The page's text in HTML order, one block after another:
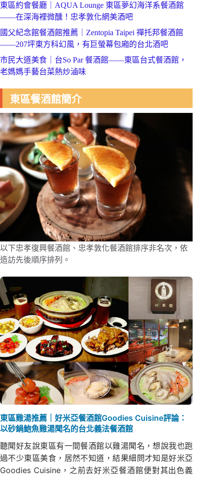
東區約會餐廳｜AQUA Lounge 東區夢幻海洋系餐酒館
——在深海裡微醺！忠孝敦化網美酒吧
國父紀念館餐酒館推薦｜Zentopia Taipei 禪托邦餐酒館
——207坪東方科幻風，有巨螢幕包廂的台北酒吧
市民大道美食｜台So Par 餐酒館——東區台式餐酒館，
老媽媽手藝台菜熱炒滷味
東區餐酒館簡介
以下忠孝復興餐酒館、忠孝敦化餐酒館排序非名次，依
造訪先後順序排列。
東區雞湯推薦｜好米亞餐酒館Goodies Cuisine評論：
以砂鍋鮑魚雞湯聞名的台北義法餐酒館
聽聞好友說東區有一間餐酒館以雞湯聞名，想說我也跑
過不少東區美食，居然不知道，結果細問才知是好米亞
Goodies Cuisine，之前去好米亞餐酒館便對其出色義